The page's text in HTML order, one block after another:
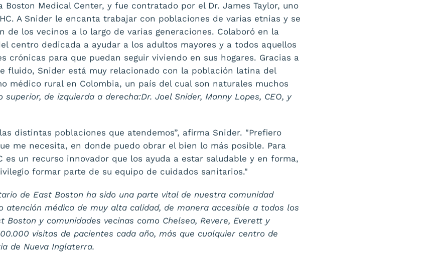
Boston Medical Center, y fue contratado por el Dr. James Taylor, uno
A Snider le encanta trabajar con poblaciones de varias etnias y se
de los vecinos a lo largo de varias generaciones. Colaboró en la
centro dedicada a ayudar a los adultos mayores y a todos aquellos
crónicas para que puedan seguir viviendo en sus hogares. Gracias a
fluido, Snider está muy relacionado con la población latina del
médico rural en Colombia, un país del cual son naturales muchos
superior, de izquierda a derecha:Dr. Joel Snider, Manny Lopes, CEO, y
distintas poblaciones que atendemos”, afirma Snider. "Prefiero
me necesita, en donde puedo obrar el bien lo más posible. Para
es un recurso innovador que los ayuda a estar saludable y en forma,
formar parte de su equipo de cuidados sanitarios."
de East Boston ha sido una parte vital de nuestra comunidad
atención médica de muy alta calidad, de manera accesible a todos los
Boston y comunidades vecinas como Chelsea, Revere, Everett y
visitas de pacientes cada año, más que cualquier centro de
de Nueva Inglaterra.